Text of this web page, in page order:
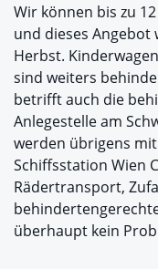
Wir können bis zu
und dieses Angebot
Herbst.
sind weiters
betrifft auch die
Anlegestelle am
werden übrigens
Schiffsstation Wien
Rädertransport,
überhaupt kein